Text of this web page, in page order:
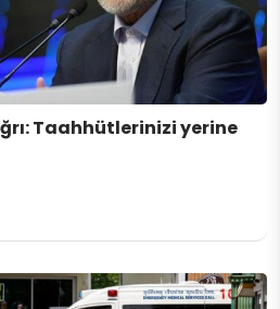
Taahhütlerinizi yerine